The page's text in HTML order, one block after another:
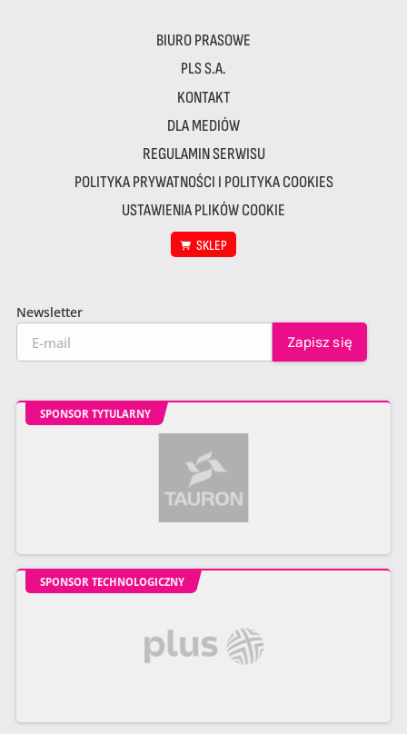
BIURO PRASOWE
PLS S.A.
KONTAKT
DLA MEDIÓW
REGULAMIN SERWISU
POLITYKA PRYWATNOŚCI I POLITYKA COOKIES
USTAWIENIA PLIKÓW COOKIE
SKLEP
Newsletter
SPONSOR TYTULARNY
SPONSOR TECHNOLOGICZNY